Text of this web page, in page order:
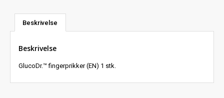
Beskrivelse
Beskrivelse
GlucoDr.™ fingerprikker (EN) 1 stk.